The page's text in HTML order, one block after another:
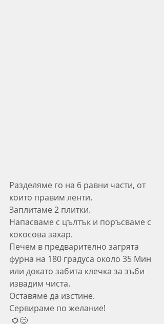
Разделяме го на 6 равни части, от
които правим ленти.
Заплитаме 2 плитки.
Напасваме с цълтък и поръсваме с
кокосова захар.
Печем в предварително загрята
фурна на 180 градуса около 35 Мин
или докато забита клечка за зъби
извадим чиста.
Оставяме да изстине.
Сервираме по желание!
🌻😊